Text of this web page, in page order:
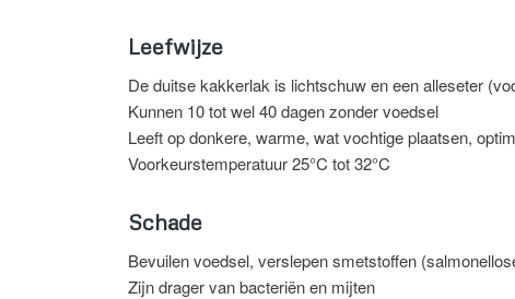
Leefwijze
De duitse kakkerlak is lichtschuw en een alleseter
Kunnen 10 tot wel 40 dagen zonder voedsel
Leeft op donkere, warme, wat vochtige plaatsen,
Voorkeurstemperatuur 25°C tot 32°C
Schade
Bevuilen voedsel, verslepen smetstoffen
Zijn drager van bacteriën en mijten